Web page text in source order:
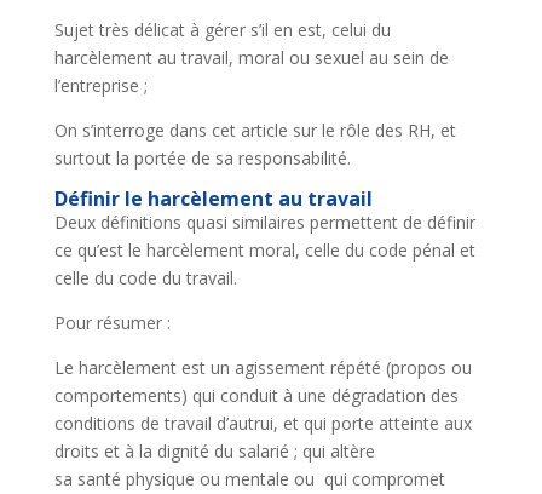
Sujet très délicat à gérer s’il en est, celui du
harcèlement au travail, moral ou sexuel au sein de
l’entreprise ;
On s’interroge dans cet article sur le rôle des RH, et
surtout la portée de sa responsabilité.
Définir le harcèlement au travail
Deux définitions quasi similaires permettent de définir
ce qu’est le harcèlement moral, celle du code pénal et
celle du code du travail.
Pour résumer :
Le harcèlement est un agissement répété (propos ou
comportements) qui conduit à une dégradation des
conditions de travail d’autrui, et qui porte atteinte aux
droits et à la dignité du salarié ; qui altère
sa santé physique ou mentale ou qui compromet